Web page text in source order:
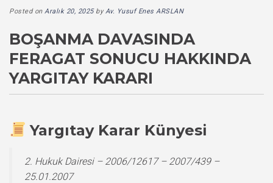
Posted on Aralık 20, 2025byAv. Yusuf Enes ARSLAN
BOŞANMA DAVASINDA
FERAGAT SONUCU HAKKINDA
YARGITAY KARARI
Yargıtay Karar Künyesi
2. Hukuk Dairesi – 2006/12617 – 2007/439 –
25.01.2007